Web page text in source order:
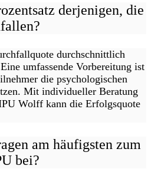
derjenigen, die
durchschnittlich
umfassende Vorbereitung ist
die psychologischen
Mit individueller Beratung
Wolff kann die Erfolgsquote
am häufigsten zum
bei?